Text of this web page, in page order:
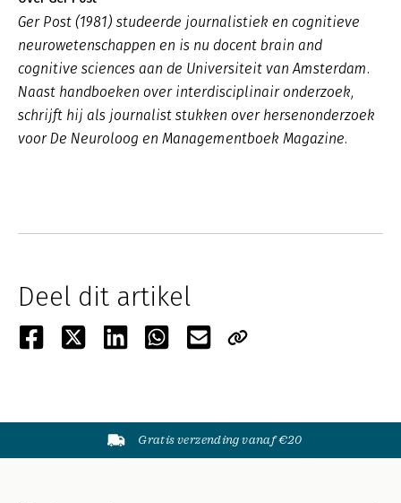
Ger Post (1981) studeerde journalistiek en cognitieve
neurowetenschappen en is nu docent brain and
cognitive sciences aan de Universiteit van Amsterdam.
Naast handboeken over interdisciplinair onderzoek,
schrijft hij als journalist stukken over hersenonderzoek
voor De Neuroloog en Managementboek Magazine.
Deel dit artikel
Gratis verzending vanaf €20